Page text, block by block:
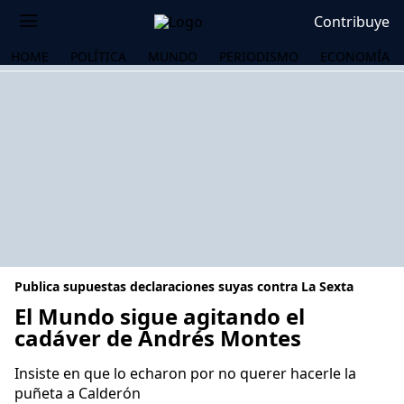
Contribuye
HOME POLÍTICA MUNDO PERIODISMO ECONOMÍA
Publica supuestas declaraciones suyas contra La Sexta
El Mundo sigue agitando el
cadáver de Andrés Montes
Insiste en que lo echaron por no querer hacerle la
puñeta a Calderón